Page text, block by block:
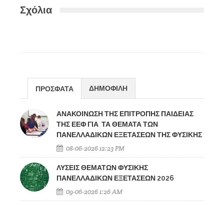
Σχόλια
ΠΡΟΣΦΑΤΑ ΔΗΜΟΦΙΛΗ
ΑΝΑΚΟΙΝΩΣΗ ΤΗΣ ΕΠΙΤΡΟΠΗΣ ΠΑΙΔΕΙΑΣ
ΤΗΣ ΕΕΦ ΓΙΑ ΤΑ ΘΕΜΑΤΑ ΤΩΝ
ΠΑΝΕΛΛΑΔΙΚΩΝ ΕΞΕΤΑΣΕΩΝ ΤΗΣ ΦΥΣΙΚΗΣ
08-06-2026 12:23 PM
ΛΥΣΕΙΣ ΘΕΜΑΤΩΝ ΦΥΣΙΚΗΣ
ΠΑΝΕΛΛΑΔΙΚΩΝ ΕΞΕΤΑΣΕΩΝ 2026
09-06-2026 1:26 AM